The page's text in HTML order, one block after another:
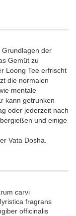
Grundlagen der
Gemüt zu
Loong Tee erfrischt
die normalen
mentale
kann getrunken
oder jederzeit nach
und einige
Vata Dosha.
carvi
fragrans
officinalis